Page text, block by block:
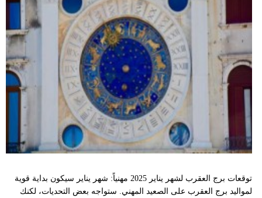
توقعات برج العقرب لشهر يناير 2025 مهنياً: شهر يناير سيكون بداية قوية
لمواليد برج العقرب على الصعيد المهني. ستواجه بعض التحديات، لكنك